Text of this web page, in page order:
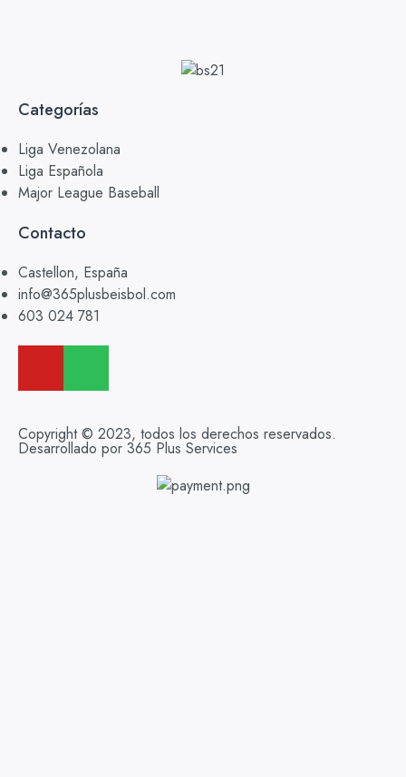
Categorías
Liga Venezolana
Liga Española
Major League Baseball
Contacto
Castellon, España
info@365plusbeisbol.com
603 024 781
Copyright © 2023, todos los derechos reservados.
Desarrollado por 365 Plus Services